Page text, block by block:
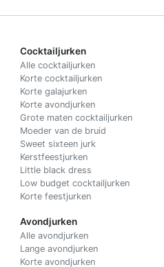
Cocktailjurken
Alle cocktailjurken
Korte cocktailjurken
Korte galajurken
Korte avondjurken
Grote maten cocktailjurken
Moeder van de bruid
Sweet sixteen jurk
Kerstfeestjurken
Little black dress
Low budget cocktailjurken
Korte feestjurken
Avondjurken
Alle avondjurken
Lange avondjurken
Korte avondjurken